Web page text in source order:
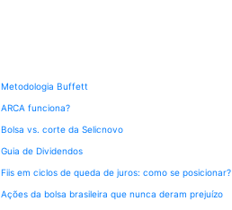
Metodologia Buffett
ARCA funciona?
Bolsa vs. corte da Selicnovo
Guia de Dividendos
Fiis em ciclos de queda de juros: como se posicionar?
Ações da bolsa brasileira que nunca deram prejuízo